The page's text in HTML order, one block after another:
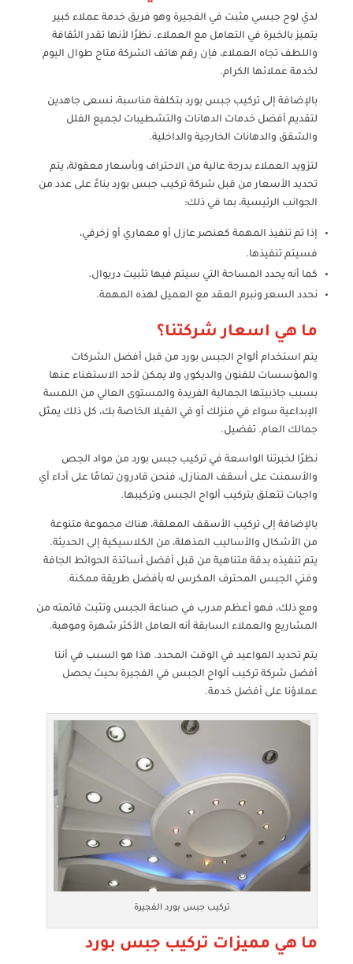
لديّ لوح جبسي مثبت في الفجيرة وهو فريق خدمة عملاء كبير
يتميز بالخبرة في التعامل مع العملاء. نظرًا لأنها تقدر الثقافة
واللطف تجاه العملاء، فإن رقم هاتف الشركة متاح طوال اليوم
لخدمة عملائها الكرام.
بالإضافة إلى تركيب جبس بورد بتكلفة مناسبة، نسعى جاهدين
لتقديم أفضل خدمات الدهانات والتشطيبات لجميع الفلل
والشقق والدهانات الخارجية والداخلية.
لتزويد العملاء بدرجة عالية من الاحتراف وبأسعار معقولة، يتم
تحديد الأسعار من قبل شركة تركيب جبس بورد بناءً على عدد من
الجوانب الرئيسية، بما في ذلك:
إذا تم تنفيذ المهمة كعنصر عازل أو معماري أو زخرفي،
فسيتم تنفيذها.
كما أنه يحدد المساحة التي سيتم فيها تثبيت دريوال.
نحدد السعر ونبرم العقد مع العميل لهذه المهمة.
ما هي اسعار شركتنا؟
يتم استخدام ألواح الجبس بورد من قبل أفضل الشركات
والمؤسسات للفنون والديكور، ولا يمكن لأحد الاستغناء عنها
بسبب جاذبيتها الجمالية الفريدة والمستوى العالي من اللمسة
الإبداعية سواء في منزلك أو في الفيلا الخاصة بك، كل ذلك يمثل
جمالك العام. تفضيل.
نظرًا لخبرتنا الواسعة في تركيب جبس بورد من مواد الجص
والأسمنت على أسقف المنازل، فنحن قادرون تمامًا على أداء أي
واجبات تتعلق بتركيب ألواح الجبس وتركيبها.
بالإضافة إلى تركيب الأسقف المعلقة، هناك مجموعة متنوعة
من الأشكال والأساليب المذهلة، من الكلاسيكية إلى الحديثة.
يتم تنفيذه بدقة متناهية من قبل أفضل أساتذة الحوائط الجافة
وفني الجبس المحترف المكرس له بأفضل طريقة ممكنة.
ومع ذلك، فهو أعظم مدرب في صناعة الجبس وتثبت قائمته من
المشاريع والعملاء السابقة أنه العامل الأكثر شهرة وموهبة.
يتم تحديد المواعيد في الوقت المحدد. هذا هو السبب في أننا
أفضل شركة تركيب ألواح الجبس في الفجيرة بحيث يحصل
عملاؤنا على أفضل خدمة.
تركيب جبس بورد الفجيرة
ما هي مميزات تركيب جبس بورد